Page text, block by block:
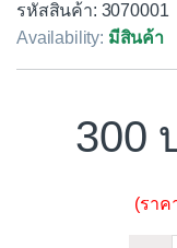
รหัสสินค้า: 3070001
Availability: มีสินค้า
300
(ราค